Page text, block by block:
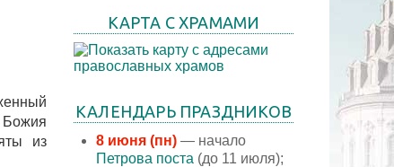
Божия
из
КАРТА С ХРАМАМИ
КАЛЕНДАРЬ ПРАЗДНИКОВ
8 июня (пн) — начало
Петрова поста (до 11 июля);